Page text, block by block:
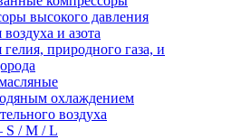
высокого давления
воздуха и азота
гелия, природного газа, и
охлаждением
воздуха
S / M / L